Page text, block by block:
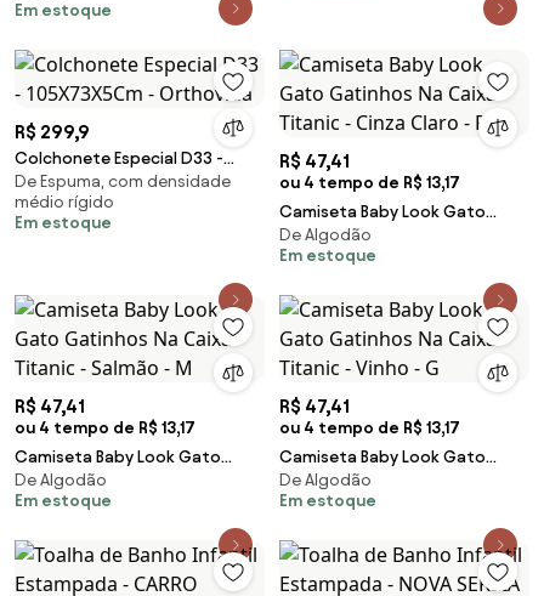
Em estoque
R$ 299,9
Colchonete Especial D33 -
105X73X5Cm - Orthovida
De Espuma, com densidade
médio rígido
Em estoque
R$ 47,41
ou 4 tempo de R$ 13,17
Camiseta Baby Look Gato
Gatinhos Na Caixa Titanic -
Cinza Claro - P
De Algodão
Em estoque
R$ 47,41
ou 4 tempo de R$ 13,17
Camiseta Baby Look Gato
Gatinhos Na Caixa Titanic -
Salmão - M
De Algodão
Em estoque
R$ 47,41
ou 4 tempo de R$ 13,17
Camiseta Baby Look Gato
Gatinhos Na Caixa Titanic -
Vinho - G
De Algodão
Em estoque